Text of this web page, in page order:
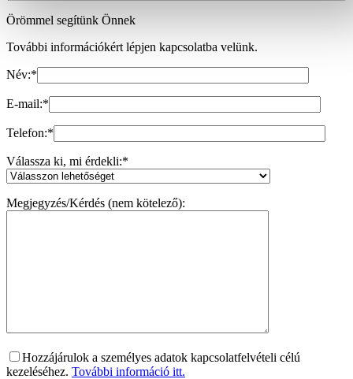
Örömmel segítünk Önnek
További információkért lépjen kapcsolatba velünk.
Név:*
E-mail:*
Telefon:*
Válassza ki, mi érdekli:*
Megjegyzés/Kérdés (nem kötelező):
Hozzájárulok a személyes adatok kapcsolatfelvételi célú
kezeléséhez. További információ itt.